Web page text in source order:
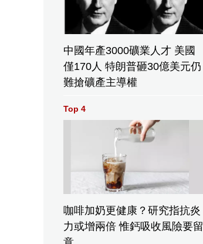
中國年產3000礦業人才 美國
僅170人 特朗普砸30億美元仍
難搶礦產主導權
Top 4
咖啡加奶更健康？研究指抗炎
力或增兩倍 惟鈣吸收風險要留